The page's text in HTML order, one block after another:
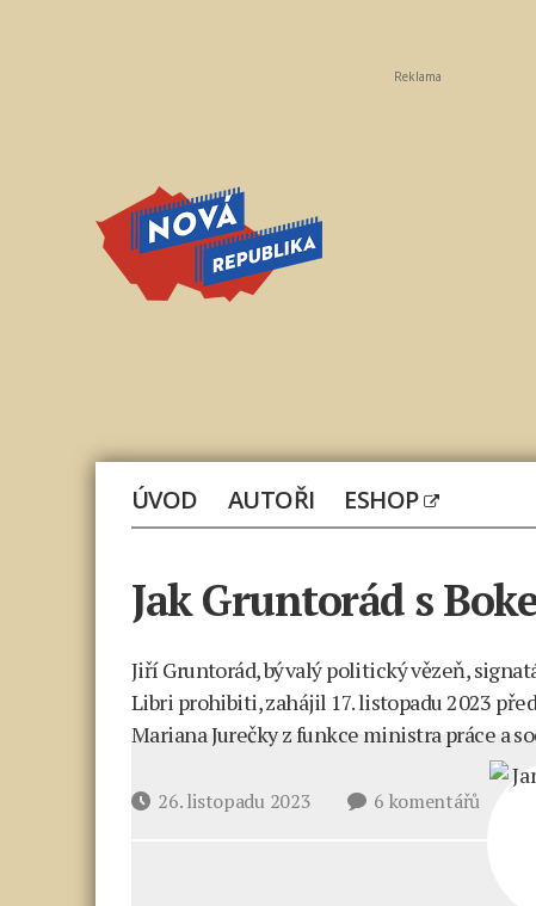
Reklama
ÚVOD AUTOŘI ESHOP
Jak Gruntorád s
Jiří Gruntorád, bývalý politický vězeň,
Libri prohibiti, zahájil 17. listopadu 2023
Mariana Jurečky z funkce ministra práce a
Datum26. listopadu 2023 6 komentářů